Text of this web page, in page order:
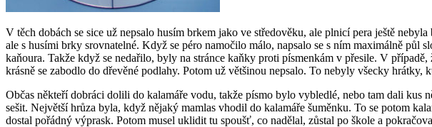
V těch dobách se sice už nepsalo husím brkem jako ve středověku, ale plnicí pera ještě
ale s husími brky srovnatelné. Když se péro namočilo málo, napsalo se s ním maximálně
kaňoura. Takže když se nedařilo, byly na stránce kaňky proti písmenkám v přesile. V
krásně se zabodlo do dřevěné podlahy. Potom už většinou nepsalo. To nebyly všecky hrátky,
Občas někteří dobráci dolili do kalamáře vodu, takže písmo bylo vybledlé, nebo tam dali kus
sešit. Největší hrůza byla, když nějaký mamlas vhodil do kalamáře šuměnku. To se potom
dostal pořádný výprask. Potom musel uklidit tu spoušť, co nadělal, zůstal po škole a